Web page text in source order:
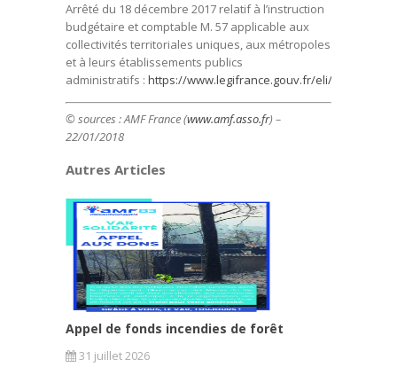
Arrêté du 18 décembre 2017 relatif à l’instruction
budgétaire et comptable M. 57 applicable aux
collectivités territoriales uniques, aux métropoles
et à leurs établissements publics
administratifs : https://www.legifrance.gouv.fr/eli/arrete/
© sources :AMF France (www.amf.asso.fr) –
22/01/2018
Autres Articles
Appel de fonds incendies de forêt
31 juillet 2026